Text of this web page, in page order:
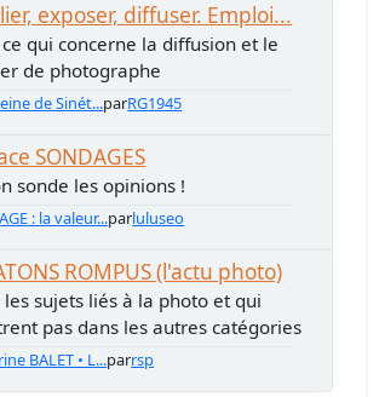
exposer, diffuser. Emploi...
ce qui concerne la diffusion et le
de photographe
de Sinét...parRG1945
SONDAGES
sonde les opinions !
: la valeur...parluluseo
ROMPUS (l'actu photo)
les sujets liés à la photo et qui
pas dans les autres catégories
BALET • L...parrsp